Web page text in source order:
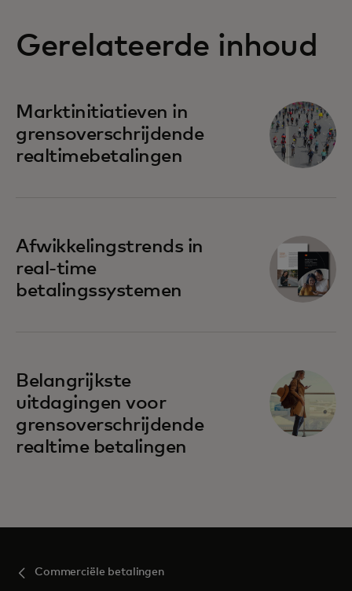
Gerelateerde inhoud
Marktinitiatieven in
grensoverschrijdende
realtimebetalingen
Afwikkelingstrends in
real-time
betalingssystemen
Belangrijkste
uitdagingen voor
grensoverschrijdende
realtime betalingen
Commerciële betalingen